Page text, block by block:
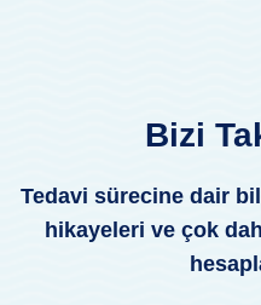
Bizi
Tedavi sürecine dair
hikayeleri ve çok